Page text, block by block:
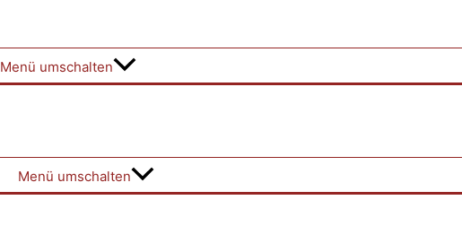
Menü umschalten
Menü umschalten